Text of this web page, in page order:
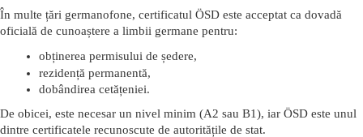
În multe țări germanofone, certificatul ÖSD este acceptat ca dovadă
oficială de cunoaștere a limbii germane pentru:
obținerea permisului de ședere,
rezidență permanentă,
dobândirea cetățeniei.
De obicei, este necesar un nivel minim (A2 sau B1), iar ÖSD este unul
dintre certificatele recunoscute de autoritățile de stat.